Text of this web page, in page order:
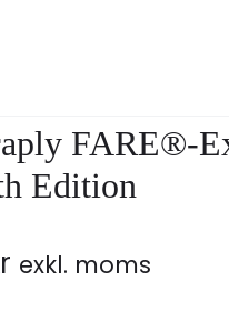
FARE®-
Edition
exkl. moms